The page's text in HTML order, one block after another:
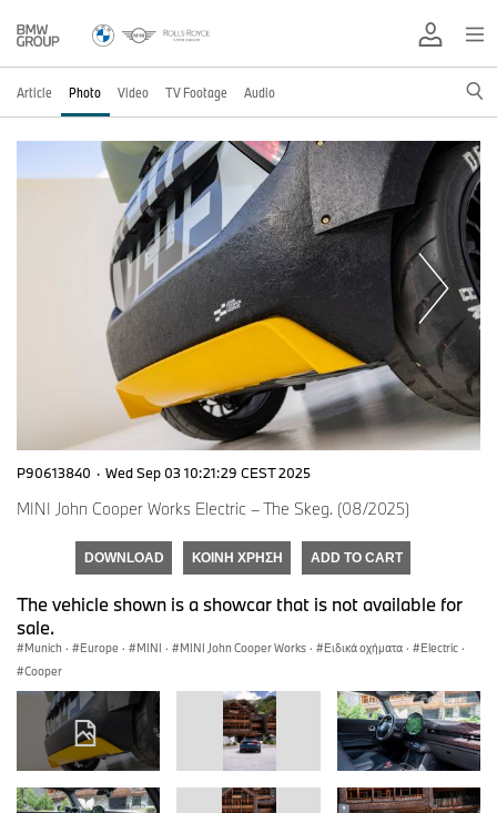
Article Photo Video TV Footage Audio
P90613840 · Wed Sep 03 10:21:29 CEST 2025
MINI John Cooper Works Electric – The Skeg. (08/2025)
DOWNLOAD ΚΟΙΝΉ ΧΡΉΣΗ ADD TO CART
The vehicle shown is a showcar that is not available for
sale.
Munich · Europe · MINI · MINI John Cooper Works · Ειδικά οχήματα · Electric ·
Cooper